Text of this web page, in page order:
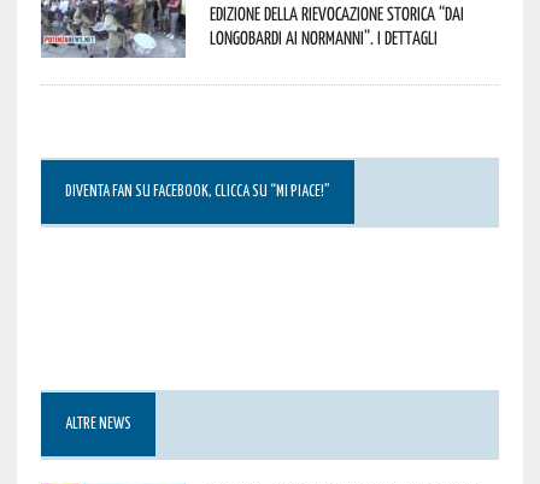
edizione della rievocazione storica “Dai
Longobardi ai Normanni”. I dettagli
DIVENTA FAN SU FACEBOOK, CLICCA SU “MI PIACE!”
ALTRE NEWS